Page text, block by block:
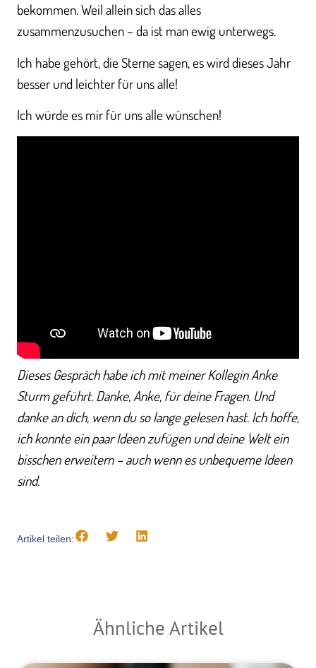
bekommen. Weil allein sich das alles
zusammenzusuchen – da ist man ewig unterwegs.
Ich habe gehört, die Sterne sagen, es wird dieses Jahr
besser und leichter für uns alle!
Ich würde es mir für uns alle wünschen!
Dieses Gespräch habe ich mit meiner Kollegin Anke
Sturm geführt. Danke, Anke, für deine Fragen. Und
danke an dich, wenn du so lange gelesen hast. Ich hoffe,
ich konnte ein paar Ideen zufügen und deine Welt ein
bisschen erweitern – auch wenn es unbequeme Ideen
sind.
Artikel teilen:
Ähnliche Artikel